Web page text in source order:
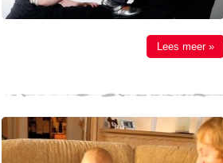
Lees meer »